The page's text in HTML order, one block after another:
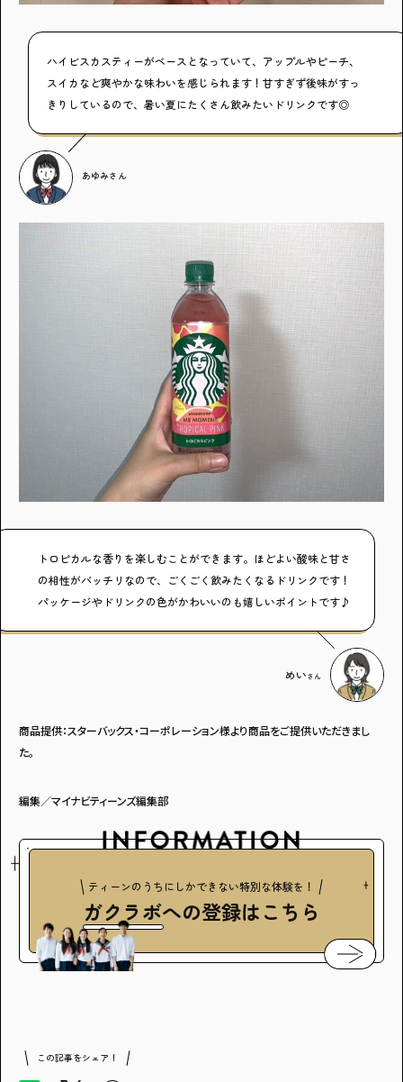
ハイビスカスティーがベースとなっていて、アップルやピーチ、
スイカなど爽やかな味わいを感じられます！甘すぎず後味がすっ
きりしているので、暑い夏にたくさん飲みたいドリンクです◎
あゆみさん
トロピカルな香りを楽しむことができます。ほどよい酸味と甘さ
の相性がバッチリなので、ごくごく飲みたくなるドリンクです！
パッケージやドリンクの色がかわいいのも嬉しいポイントです♪
めいさん
商品提供：スターバックス・コーポレーション様より商品をご提供いただきまし
た。
編集／マイナビティーンズ編集部
ティーンのうちにしかできない特別な体験を！
ガクラボへの登録はこちら
この記事をシェア！